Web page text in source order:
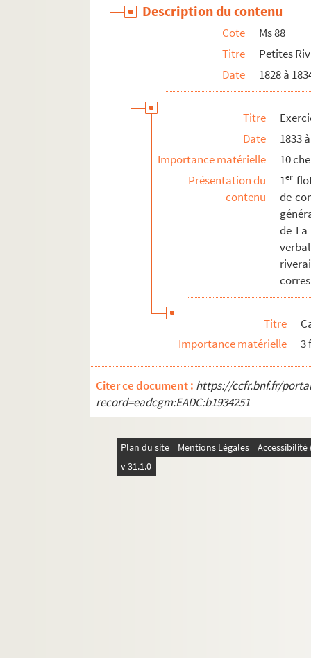
Description du contenu
Cote
Ms 88
Titre
Petites
Date
1828 à
Titre
Date
1833
Importance matérielle
10
Présentation du
contenu
1er
de
de
Titre
Importance matérielle
3
Citer ce document : https://ccfr.bnf.fr/
record=eadcgm:EADC:b1934251
Plan du site Mentions Légales
v 31.1.0